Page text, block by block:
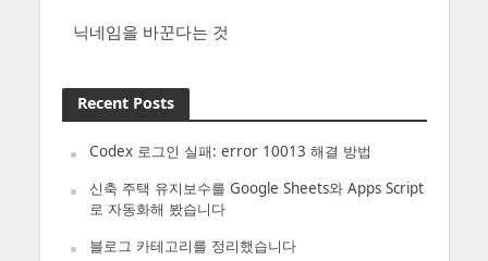
닉네임을 바꾼다는 것
Recent Posts
Codex 로그인 실패: error 10013 해결 방법
신축 주택 유지보수를 Google Sheets와 Apps Script
로 자동화해 봤습니다
블로그 카테고리를 정리했습니다